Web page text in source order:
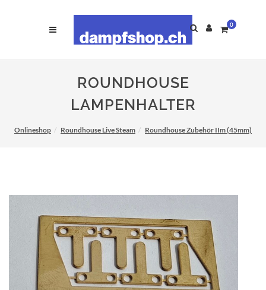
0
ROUNDHOUSE
LAMPENHALTER
Onlineshop Roundhouse Live Steam Roundhouse Zubehör IIm (45mm)